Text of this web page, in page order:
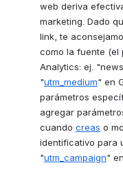
web deriva
marketing. Dado
link, te
como la fuente (el
Analytics: ej.
"utm_medium" en
parámetros
agregar
cuando creas o
identificativo para
"utm_campaign"